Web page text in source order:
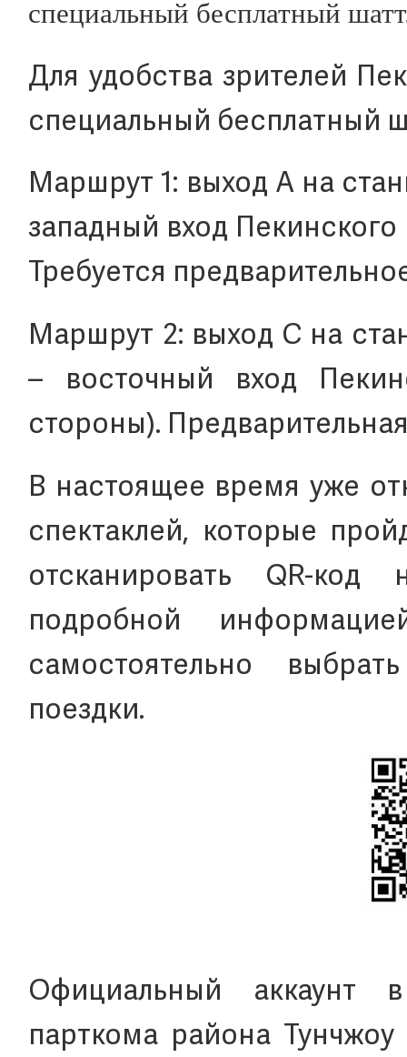
специальный бесплатный
Для удобства зрителей
специальный бесплатный
Маршрут 1: выход A на
западный вход
Требуется
Маршрут 2: выход C на
– восточный вход
стороны).
В настоящее время уже
спектаклей, которые
отсканировать QR-
подробной
самостоятельно
поездки.
Официальный аккаунт
парткома района